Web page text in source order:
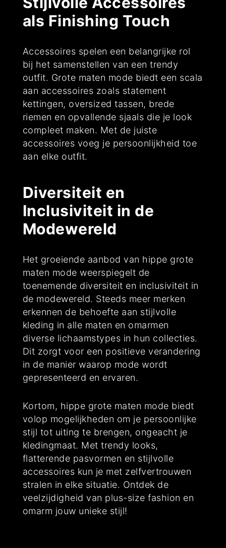
als Finishing Touch
Accessoires spelen een belangrijke rol
bij het samenstellen van een trendy
outfit. Grote maten mode biedt een scala
aan accessoires zoals statement
kettingen, oversized tassen, brede
riemen en opvallende sjaals die je look
compleet maken. Met de juiste
accessoires voeg je persoonlijkheid toe
aan elke outfit.
Diversiteit en
Inclusiviteit in de
Modewereld
Het groeiende aanbod van hippe grote
maten mode weerspiegelt de
toenemende diversiteit en inclusiviteit in
de modewereld. Steeds meer merken
erkennen de behoefte aan stijlvolle
kleding in alle maten en omarmen
diverse lichaamstypes in hun collecties.
Dit zorgt voor een positieve verandering
in de manier waarop mode wordt
gepresenteerd en ervaren.
Kortom, hippe grote maten mode biedt
volop mogelijkheden om je persoonlijke
stijl tot uiting te brengen, ongeacht je
kledingmaat. Met trendy looks,
flatterende pasvormen en stijlvolle
accessoires kun je met zelfvertrouwen
stralen in elke situatie. Ontdek de
veelzijdigheid van plus-size fashion en
omarm jouw unieke stijl!